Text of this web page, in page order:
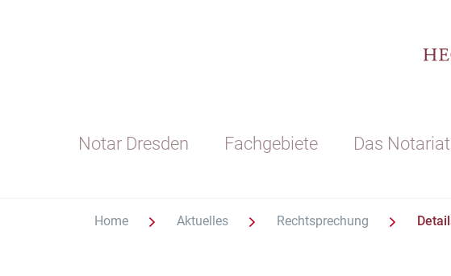
Notar Dresden Fachgebiete Das Notariat
Home Aktuelles Rechtsprechung